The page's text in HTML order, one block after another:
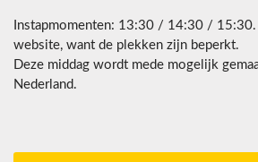
Instapmomenten: 13:30 / 14:30 /
website, want de plekken zijn beperkt.
Deze middag wordt mede mogelijk
Nederland.